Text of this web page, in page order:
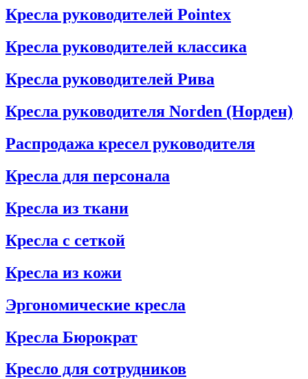
Кресла руководителей Pointex
Кресла руководителей классика
Кресла руководителей Рива
Кресла руководителя Norden (Норден)
Распродажа кресел руководителя
Кресла для персонала
Кресла из ткани
Кресла с сеткой
Кресла из кожи
Эргономические кресла
Кресла Бюрократ
Кресло для сотрудников